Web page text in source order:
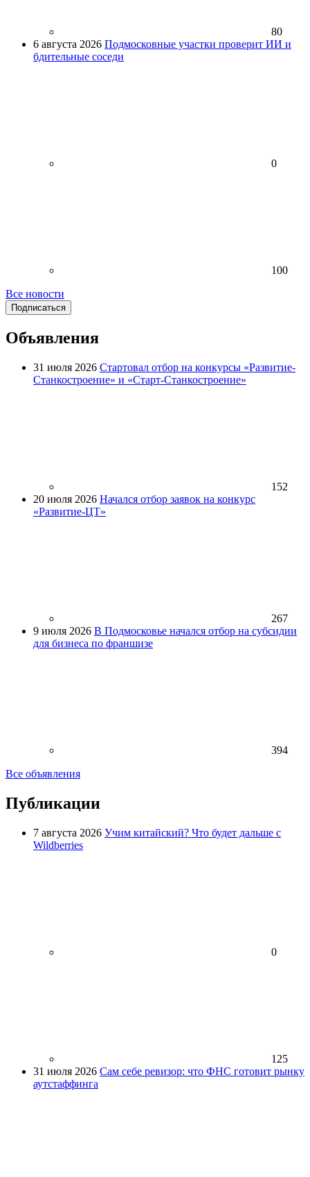
80
6 августа 2026 Подмосковные участки проверит ИИ и
бдительные соседи
0
100
Все новости
Подписаться
Объявления
31 июля 2026 Стартовал отбор на конкурсы «Развитие-
Станкостроение» и «Старт-Станкостроение»
152
20 июля 2026 Начался отбор заявок на конкурс
«Развитие-ЦТ»
267
9 июля 2026 В Подмосковье начался отбор на субсидии
для бизнеса по франшизе
394
Все объявления
Публикации
7 августа 2026 Учим китайский? Что будет дальше с
Wildberries
0
125
31 июля 2026 Сам себе ревизор: что ФНС готовит рынку
аутстаффинга